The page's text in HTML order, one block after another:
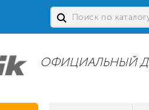
ОФИЦИАЛЬНЫЙ